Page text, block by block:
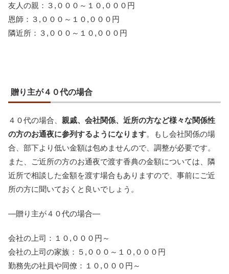
友人の親：３,０００～１０,０００円
恩師：３,０００～１０,０００円
隣近所：３,０００～１０,０００円
贈り主が４０代の場合
４０代の場合、 親戚、会社関係、近所の方など様々な関係性
の方のお通夜に参列するようになります。もし会社関係の場
合、部下より低い金額は包めませんので、調整が必要です。
また、ご近所の方のお通夜で渡す香典の金額については、隣
近所で相談した金額を渡す場合もありますので、事前にご近
所の方に聞いておくと良いでしょう。
―贈り主が４０代の場合―
会社の上司：１０,０００円～
会社の上司の家族：５,０００～１０,０００円
勤務先の社員や同僚：１０,０００円～